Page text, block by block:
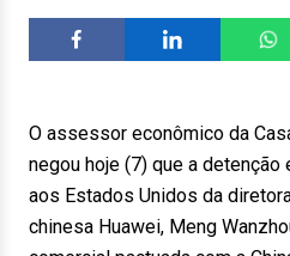
O assessor econômico da
negou hoje (7) que a
aos Estados Unidos da
chinesa Huawei, Meng